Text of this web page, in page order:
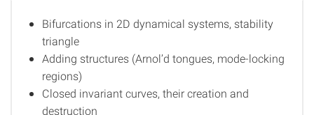
Vorlesungsinhalt
Bifurcations in 2D dynamical systems, stability
triangle
Adding structures (Arnol’d tongues, mode-locking
regions)
Closed invariant curves, their creation and
destruction